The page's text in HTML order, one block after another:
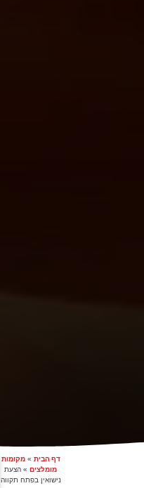
דף הבית »מקומות
מומלצים» הצעת
נישואין בפתח תקווה